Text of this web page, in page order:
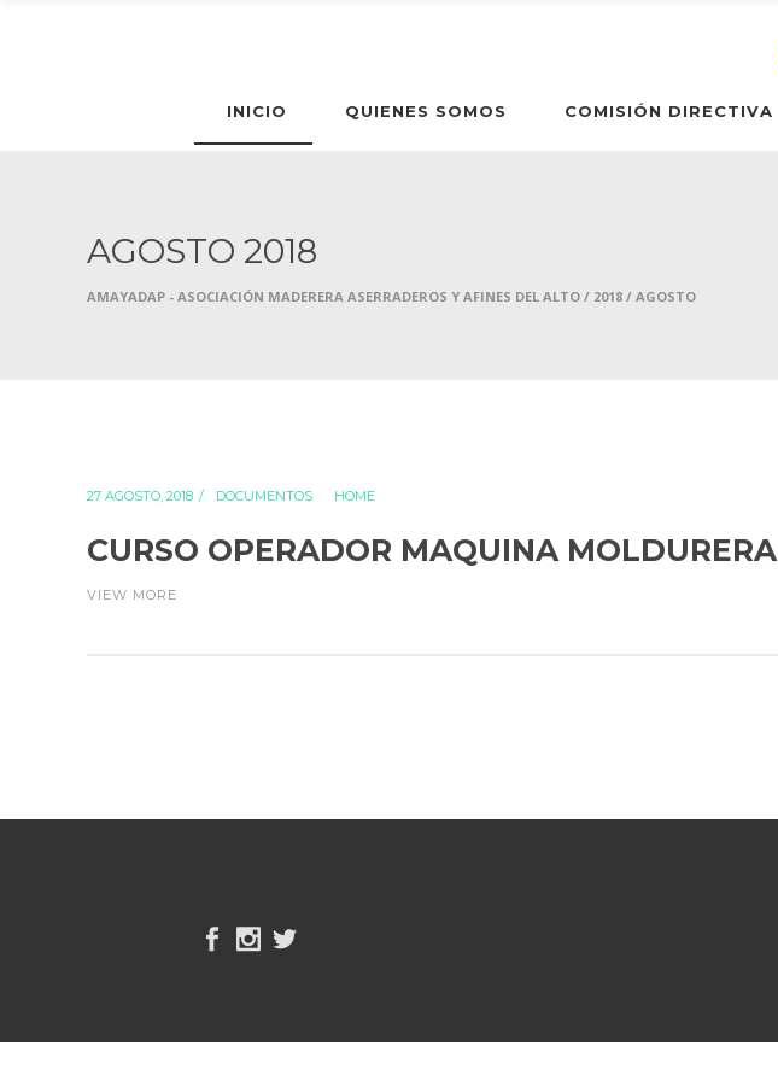
INICIO QUIENES SOMOS COMISIÓN DIRECTIVA
AGOSTO 2018
AMAYADAP - ASOCIACIÓN MADERERA ASERRADEROS Y AFINES DEL ALTO / 2018 / AGOSTO
27 AGOSTO, 2018 DOCUMENTOS HOME
CURSO OPERADOR MAQUINA MOLDURERA
VIEW MORE